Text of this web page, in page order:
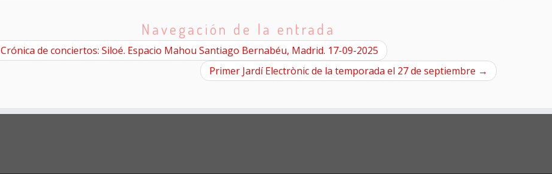
Navegación de la entrada
Crónica de conciertos: Siloé. Espacio Mahou Santiago Bernabéu, Madrid. 17-09-2025
Primer Jardí Electrònic de la temporada el 27 de septiembre →